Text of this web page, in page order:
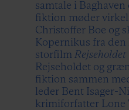
samtale i
fiktion møder
Christoffer Boe og
Kopernikus fra
storfilm
Rejseholdet og
fiktion sammen
leder Bent Isager-
krimiforfatter Lone